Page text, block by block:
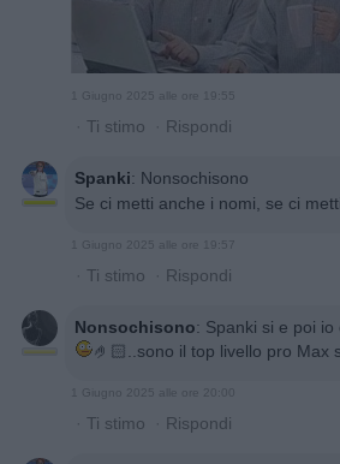
1 Giugno 2025 alle ore 19:55
· Ti stimo · Rispondi
Spanki: Nonsochisono
Se ci metti anche i nomi, se ci
1 Giugno 2025 alle ore 19:57
· Ti stimo · Rispondi
Nonsochisono: Spanki si e poi
🤌🏻..sono il top livello pro Max
1 Giugno 2025 alle ore 20:00
· Ti stimo · Rispondi